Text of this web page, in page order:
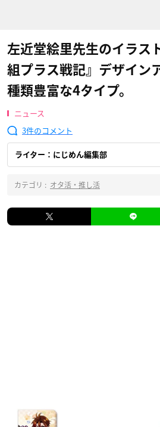
左近堂絵里先生のイラス
組プラス戦記』デザイン
種類豊富な4タイプ。
ニュース
3
ライター：にじめん編集部
カテゴリ : オタ活・推し活